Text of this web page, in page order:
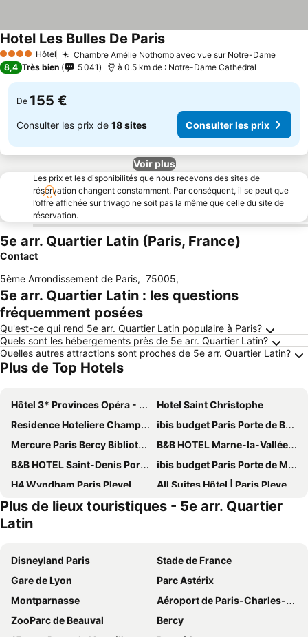
4 Étoiles Hôtel Chambre Amélie Nothomb avec vue sur Notre-Dame
Hotel Les Bulles De Paris
8,4 Très bien 5 041 à 0.5 km de : Notre-Dame Cathedral
De 155 €
Consulter les prix de 18 sites Consulter les prix
Voir plus
Les prix et les disponibilités que nous recevons des sites de
réservation changent constamment. Par conséquent, il se peut que
l’offre affichée sur trivago ne soit pas la même que celle du site de
réservation.
5e arr. Quartier Latin (Paris, France)
Contact
5ème Arrondissement de Paris, 75005,
5e arr. Quartier Latin : les questions
fréquemment posées
Qu'est-ce qui rend 5e arr. Quartier Latin populaire à Paris?
Quels sont les hébergements près de 5e arr. Quartier Latin?
Quelles autres attractions sont proches de 5e arr. Quartier Latin?
Plus de Top Hotels
Hôtel 3* Provinces Opéra - Vacances Bleues
Hotel Saint Christophe
Residence Hoteliere Champ de Mars
ibis budget Paris Porte de Bercy
Mercure Paris Bercy Bibliothèque
B&B HOTEL Marne-la-Vallée Chelles
B&B HOTEL Saint-Denis Porte de Paris
ibis budget Paris Porte de Montmartre
H4 Wyndham Paris Pleyel
All Suites Hôtel | Paris Pleyel – L’île Saint Denis
Novotel Paris Est
ibis Paris Tour Eiffel Cambronne 15ème
Grand Hotel de Paris
Pullman Paris Tour Eiffel
Mercure Paris 19 Philharmonie La Villette
Hôtel De Paris Opera
Novotel Paris 13 Porte d'Italie
Novotel Paris Stade Basilique
Hotel Cluny Square
ibis budget Paris Gennevilliers
Tribe Paris La Defense Esplanade
Plus de lieux touristiques - 5e arr. Quartier
Latin
Disneyland Paris
Stade de France
Gare de Lyon
Parc Astérix
Montparnasse
Aéroport de Paris-Charles-de-Gaulle
ZooParc de Beauval
Bercy